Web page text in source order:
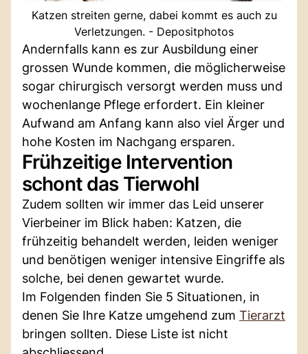
Katzen streiten gerne, dabei kommt es auch zu
Verletzungen. - Depositphotos
Andernfalls kann es zur Ausbildung einer
grossen Wunde kommen, die möglicherweise
sogar chirurgisch versorgt werden muss und
wochenlange Pflege erfordert. Ein kleiner
Aufwand am Anfang kann also viel Ärger und
hohe Kosten im Nachgang ersparen.
Frühzeitige Intervention
schont das Tierwohl
Zudem sollten wir immer das Leid unserer
Vierbeiner im Blick haben: Katzen, die
frühzeitig behandelt werden, leiden weniger
und benötigen weniger intensive Eingriffe als
solche, bei denen gewartet wurde.
Im Folgenden finden Sie 5 Situationen, in
denen Sie Ihre Katze umgehend zum Tierarzt
bringen sollten. Diese Liste ist nicht